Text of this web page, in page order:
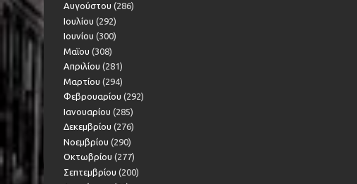
Αυγούστου (286)
Ιουλίου (292)
Ιουνίου (300)
Μαΐου (308)
Απριλίου (281)
Μαρτίου (294)
Φεβρουαρίου (292)
Ιανουαρίου (285)
Δεκεμβρίου (276)
Νοεμβρίου (290)
Οκτωβρίου (277)
Σεπτεμβρίου (200)